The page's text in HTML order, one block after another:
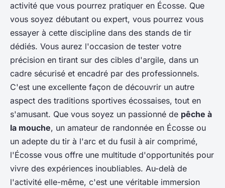
activité que vous pourrez pratiquer en Écosse. Que
vous soyez débutant ou expert, vous pourrez vous
essayer à cette discipline dans des stands de tir
dédiés. Vous aurez l'occasion de tester votre
précision en tirant sur des cibles d'argile, dans un
cadre sécurisé et encadré par des professionnels.
C'est une excellente façon de découvrir un autre
aspect des traditions sportives écossaises, tout en
s'amusant. Que vous soyez un passionné de pêche à
la mouche, un amateur de randonnée en Écosse ou
un adepte du tir à l'arc et du fusil à air comprimé,
l'Écosse vous offre une multitude d'opportunités pour
vivre des expériences inoubliables. Au-delà de
l'activité elle-même, c'est une véritable immersion